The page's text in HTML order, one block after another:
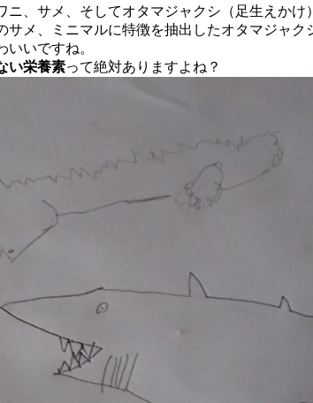
、サメ、そしてオタマジャクシ（足生えかけ
メ、ミニマルに特徴を抽出したオタマジャク
いですね。
い栄養素って絶対ありますよね？